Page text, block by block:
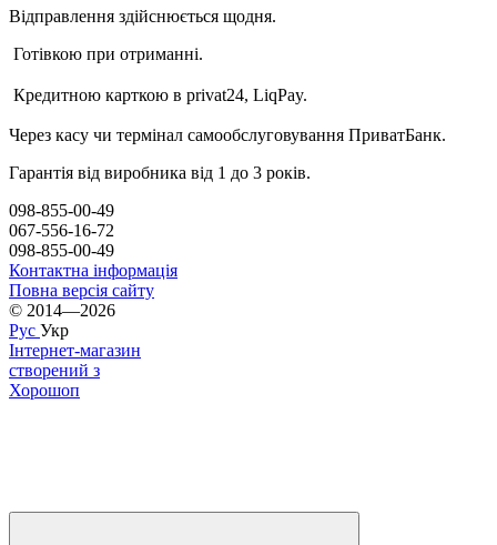
Відправлення здійснюється щодня.
Готівкою при отриманні.
Кредитною карткою в privat24, LiqPay.
Через касу чи термінал самообслуговування ПриватБанк.
Гарантія від виробника від 1 до 3 років.
098-855-00-49
067-556-16-72
098-855-00-49
Контактна інформація
Повна версія сайту
© 2014—2026
Рус Укр
Інтернет-магазин
створений з
Хорошоп